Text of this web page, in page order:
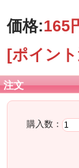
価格:165
[ポイン
注文
購入数：